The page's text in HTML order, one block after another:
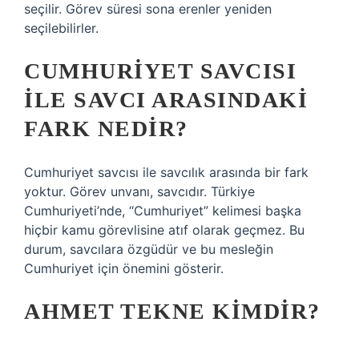
seçilir. Görev süresi sona erenler yeniden
seçilebilirler.
CUMHURIYET SAVCISI
ILE SAVCI ARASINDAKI
FARK NEDIR?
Cumhuriyet savcısı ile savcılık arasında bir fark
yoktur. Görev unvanı, savcıdır. Türkiye
Cumhuriyeti’nde, “Cumhuriyet” kelimesi başka
hiçbir kamu görevlisine atıf olarak geçmez. Bu
durum, savcılara özgüdür ve bu mesleğin
Cumhuriyet için önemini gösterir.
AHMET TEKNE KIMDIR?